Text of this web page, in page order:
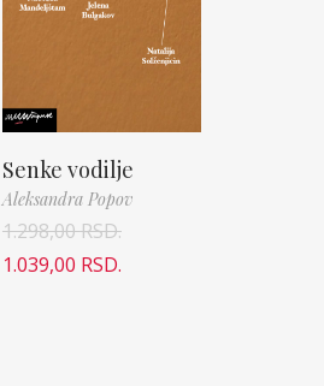
Senke vodilje
Aleksandra Popov
1.298,00RSD.
1.039,00 RSD.